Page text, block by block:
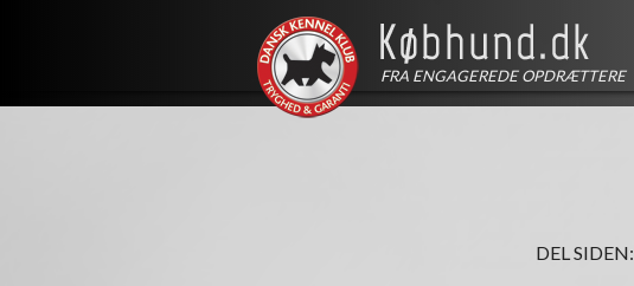
FRA ENGAGEREDE OPDRÆTTERE
DEL SIDEN: